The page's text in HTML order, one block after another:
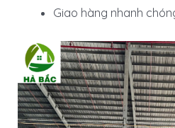
Giao hàng nhanh